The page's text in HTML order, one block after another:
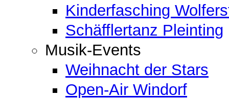
Kinderfasching
Schäfflertanz Pleinting
Musik-Events
Weihnacht der Stars
Open-Air Windorf